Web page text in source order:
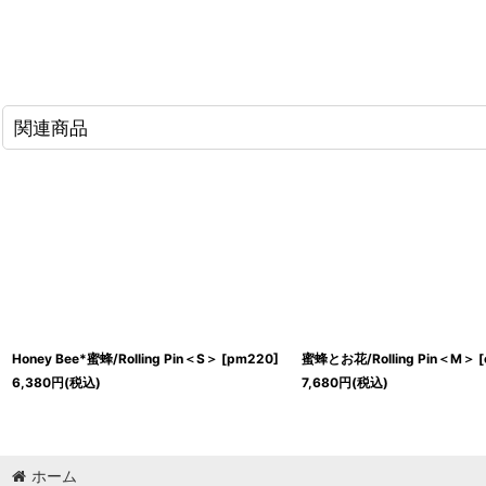
関連商品
Honey Bee*蜜蜂/Rolling Pin＜S＞ [pm220]
6,380円(税込)
蜜蜂とお花/Rolling Pin＜M＞ [
7,680円(税込)
ホーム